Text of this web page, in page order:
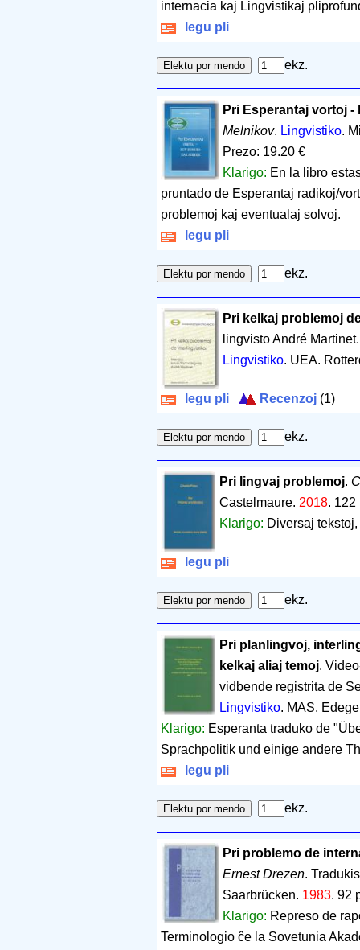
internacia kaj Lingvistikaj
legu pli
ekz.
Pri Esperantaj vortoj
Melnikov. Lingvistiko.
Prezo: 19.20 €
Klarigo: En la libro
pruntado de Esperantaj radikoj/
problemoj kaj eventualaj solvoj.
legu pli
ekz.
Pri kelkaj problemoj
lingvisto André
Lingvistiko. UEA.
legu pli Recenzoj (1)
ekz.
Pri lingvaj problemoj.
Castelmaure. 2018. 122
Klarigo: Diversaj
legu pli
ekz.
Pri planlingvoj,
kelkaj aliaj temoj.
vidbende registrita de
Lingvistiko. MAS.
Klarigo: Esperanta traduko de
Sprachpolitik und einige andere
legu pli
ekz.
Pri problemo de
Ernest Drezen.
Saarbrücken. 1983. 92
Klarigo: Represo de
Terminologio ĉe la Sovetunia